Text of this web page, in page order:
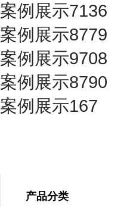
案例展示7136
案例展示8779
案例展示9708
案例展示8790
案例展示167
产品分类